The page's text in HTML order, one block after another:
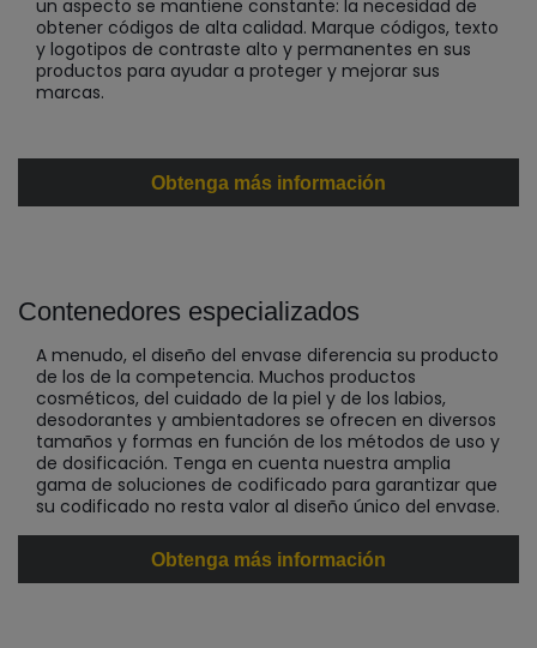
un aspecto se mantiene constante: la necesidad de
obtener códigos de alta calidad. Marque códigos, texto
y logotipos de contraste alto y permanentes en sus
productos para ayudar a proteger y mejorar sus
marcas.
Obtenga más información
Contenedores especializados
A menudo, el diseño del envase diferencia su producto
de los de la competencia. Muchos productos
cosméticos, del cuidado de la piel y de los labios,
desodorantes y ambientadores se ofrecen en diversos
tamaños y formas en función de los métodos de uso y
de dosificación. Tenga en cuenta nuestra amplia
gama de soluciones de codificado para garantizar que
su codificado no resta valor al diseño único del envase.
Obtenga más información